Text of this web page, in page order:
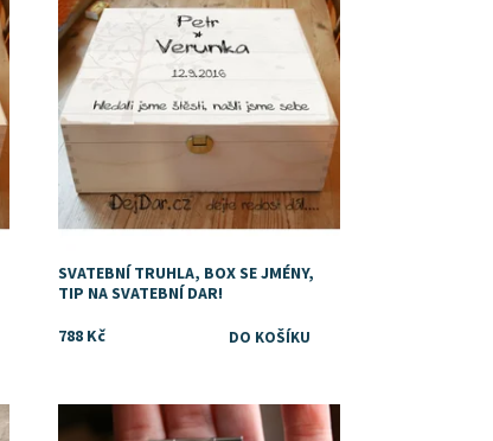
SVATEBNÍ TRUHLA, BOX SE JMÉNY,
TIP NA SVATEBNÍ DAR!
788 Kč
Dostupnost: Skladem